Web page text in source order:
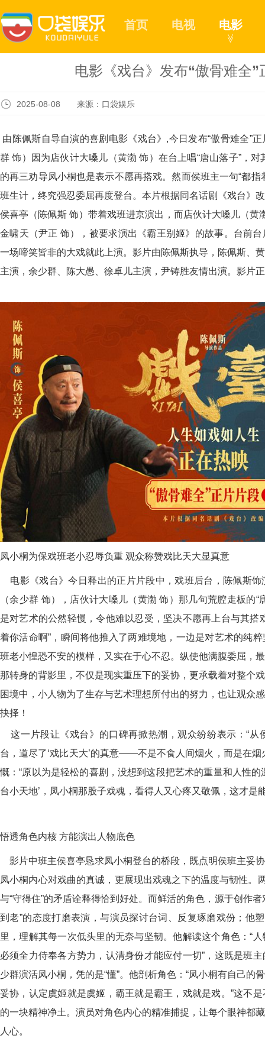
首页 电视 电影
≫
电影《戏台》发布“傲骨难全
2025-08-08 来源：口袋娱乐
由陈佩斯自导自演的喜剧电影《戏台》,今日发布“傲骨难全”
群 饰）因为店伙计大嗓儿（黄渤 饰）在台上唱“唐山落子”，
的再三劝导凤小桐也是表示不愿再搭戏。然而侯班主一句“都
班生计，终究强忍委屈再度登台。本片根据同名话剧《戏台》
侯喜亭（陈佩斯 饰）带着戏班进京演出，而店伙计大嗓儿（黄
金啸天（尹正 饰），被要求演出《霸王别姬》的故事。台前
一场啼笑皆非的大戏就此上演。影片由陈佩斯执导，陈佩斯、
主演，余少群、陈大愚、徐卓儿主演，尹铸胜友情出演。影片
凤小桐为保戏班老小忍辱负重 观众称赞戏比天大显真意
电影《戏台》今日释出的正片片段中，戏班后台，陈佩斯
（余少群 饰），店伙计大嗓儿（黄渤 饰）那几句荒腔走板的
是对艺术的公然轻慢，令他难以忍受，坚决不愿再上台与其搭
着你活命啊”，瞬间将他推入了两难境地，一边是对艺术的纯
班老小惶恐不安的模样，又实在于心不忍。纵使他满腹委屈，
那转身的背影里，不仅是现实重压下的妥协，更承载着对整个
困境中，小人物为了生存与艺术理想所付出的努力，也让观众
抉择！
这一片段让《戏台》的口碑再掀热潮，观众纷纷表示：“从
台，道尽了‘戏比天大’的真意——不是不食人间烟火，而是在烟
慨：“原以为是轻松的喜剧，没想到这段把艺术的重量和人性
台小天地’，凤小桐那股子戏魂，看得人又心疼又敬佩，这才是
悟透角色内核 方能演出人物底色
影片中班主侯喜亭恳求凤小桐登台的桥段，既点明侯班主妥
凤小桐内心对戏曲的真诚，更展现出戏魂之下的温度与韧性。
与“守得住”的矛盾诠释得恰到好处。而鲜活的角色，源于创作
到老”的态度打磨表演，与演员探讨台词、反复琢磨戏份；他
里，理解其每一次低头里的无奈与坚韧。他解读这个角色：“
必须全力侍奉各方势力，认清身份才能应付一切”，这既是班
少群演活凤小桐，凭的是“懂”。他剖析角色：“凤小桐有自己的
妥协，认定虞姬就是虞姬，霸王就是霸王，戏就是戏。”这不
的一块精神净土。演员对角色内心的精准捕捉，让每个眼神都
人心。